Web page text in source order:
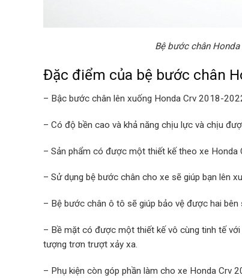
Bệ bước chân
Đặc điểm của bệ bước chân
– Bậc bước chân lên xuống Honda Crv 2018-
– Có độ bền cao và khả năng chịu lực và chịu
– Sản phẩm có được một thiết kế theo xe
– Sử dụng bệ bước chân cho xe sẽ giúp bạn lên
– Bệ bước chân ô tô sẽ giúp bảo vệ được hai
– Bề mặt có được một thiết kế vô cùng tinh tế
tượng trơn trượt xảy xa.
– Phụ kiện còn góp phần làm cho xe Honda Crv